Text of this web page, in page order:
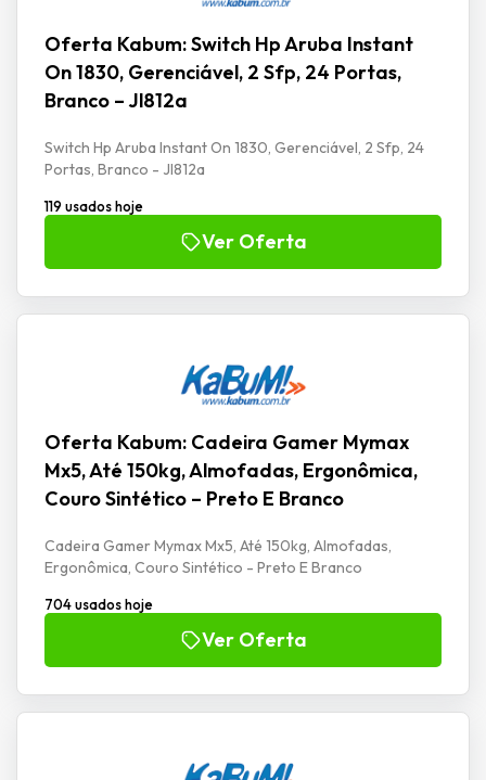
Oferta Kabum: Switch Hp Aruba Instant
On 1830, Gerenciável, 2 Sfp, 24 Portas,
Branco – Jl812a
Switch Hp Aruba Instant On 1830, Gerenciável, 2 Sfp, 24
Portas, Branco - Jl812a
119 usados hoje
Ver Oferta
Oferta Kabum: Cadeira Gamer Mymax
Mx5, Até 150kg, Almofadas, Ergonômica,
Couro Sintético – Preto E Branco
Cadeira Gamer Mymax Mx5, Até 150kg, Almofadas,
Ergonômica, Couro Sintético - Preto E Branco
704 usados hoje
Ver Oferta